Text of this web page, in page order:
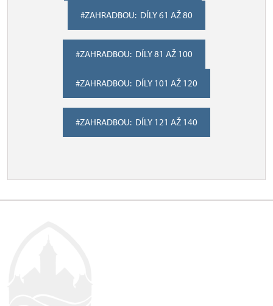
#ZAHRADBOU: DÍLY 61 AŽ 80
#ZAHRADBOU: DÍLY 81 AŽ 100
#ZAHRADBOU: DÍLY 101 AŽ 120
#ZAHRADBOU: DÍLY 121 AŽ 140